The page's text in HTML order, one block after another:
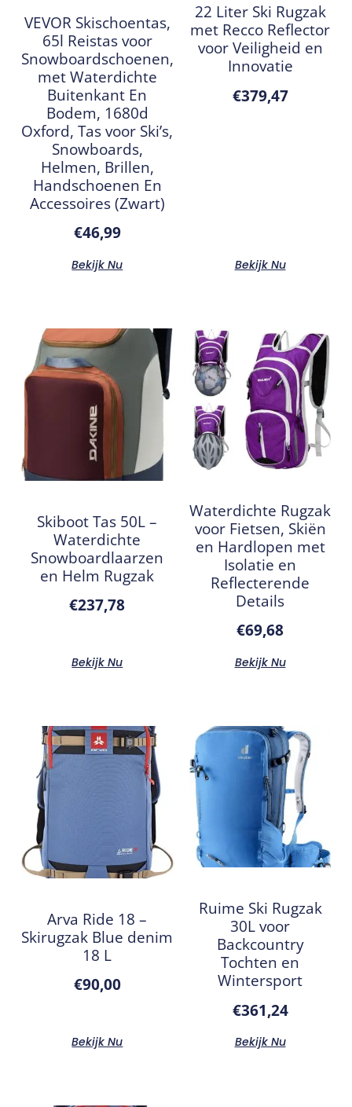
VEVOR Skischoentas,
65l Reistas voor
Snowboardschoenen,
met Waterdichte
Buitenkant En
Bodem, 1680d
Oxford, Tas voor Ski’s,
Snowboards,
Helmen, Brillen,
Handschoenen En
Accessoires (Zwart)
€46,99
Bekijk Nu
22 Liter Ski Rugzak
met Recco Reflector
voor Veiligheid en
Innovatie
€379,47
Bekijk Nu
Skiboot Tas 50L –
Waterdichte
Snowboardlaarzen
en Helm Rugzak
€237,78
Bekijk Nu
Waterdichte Rugzak
voor Fietsen, Skiën
en Hardlopen met
Isolatie en
Reflecterende
Details
€69,68
Bekijk Nu
Arva Ride 18 –
Skirugzak Blue denim
18 L
€90,00
Bekijk Nu
Ruime Ski Rugzak
30L voor
Backcountry
Tochten en
Wintersport
€361,24
Bekijk Nu